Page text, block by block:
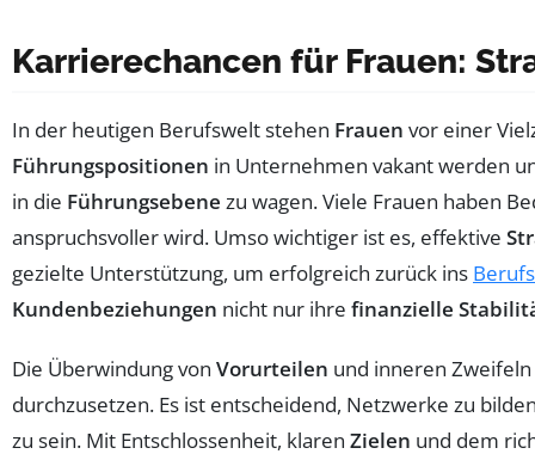
Karrierechancen für Frauen:
In der heutigen Berufswelt stehen Frauen vor einer
Führungspositionen in Unternehmen vakant werden
in die Führungsebene zu wagen. Viele Frauen haben
anspruchsvoller wird. Umso wichtiger ist es, effektive
gezielte Unterstützung, um erfolgreich zurück ins
Kundenbeziehungen nicht nur ihre finanzielle
Die Überwindung von Vorurteilen und inneren
durchzusetzen. Es ist entscheidend, Netzwerke zu
zu sein. Mit Entschlossenheit, klaren Zielen und dem